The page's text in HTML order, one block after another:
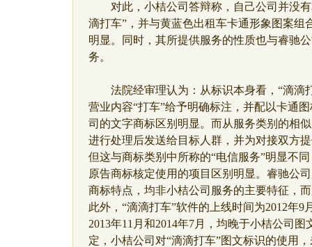
对此，小桔公司答辩称，自己公司并没有
滴打车”，并与黄蓝色出租车卡通形象图案组
明显。同时，其所提供服务的性质也与睿驰
务。
法院经审理认为：从标识本身看，“滴滴
营业内容“打车”给予明确标注，并配以卡通
司的文字商标区别明显。而从服务类别的相
进行处理后发送给目标人群，并为对接双方
但这与商标类别中所称的“电信服务”明显不
原告商标核定使用的项目区别明显。睿驰公
商标特点，均非小桔公司服务的主要特征，
此外，“滴滴打车”软件的上线时间为2012年
2013年11月和2014年7月，均晚于小桔公司
定，小桔公司对“滴滴打车”图文标识的使用